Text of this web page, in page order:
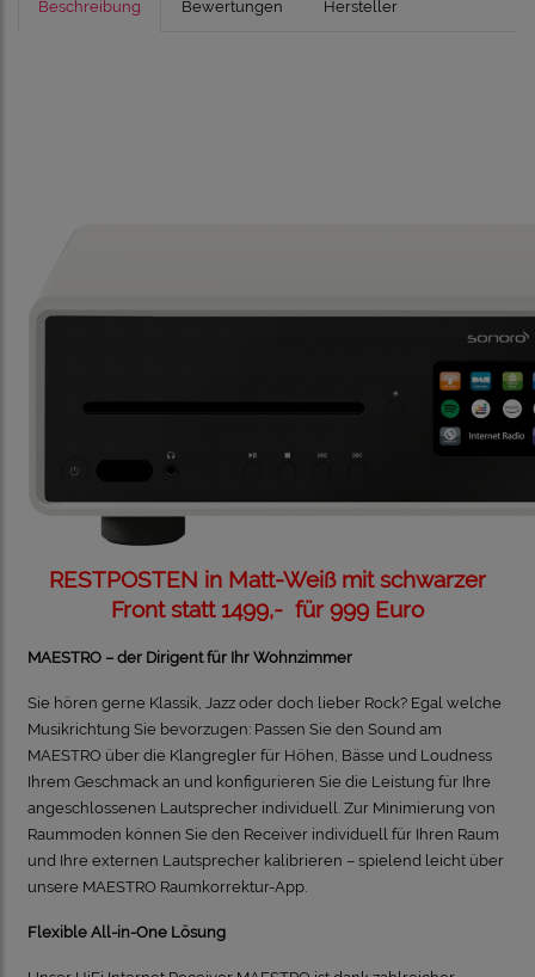
Beschreibung Bewertungen Hersteller
RESTPOSTEN in Matt-Weiß mit schwarzer
Front statt 1499,- für 999 Euro
MAESTRO – der Dirigent für Ihr Wohnzimmer
Sie hören gerne Klassik, Jazz oder doch lieber Rock? Egal welche
Musikrichtung Sie bevorzugen: Passen Sie den Sound am
MAESTRO über die Klangregler für Höhen, Bässe und Loudness
Ihrem Geschmack an und konfigurieren Sie die Leistung für Ihre
angeschlossenen Lautsprecher individuell. Zur Minimierung von
Raummoden können Sie den Receiver individuell für Ihren Raum
und Ihre externen Lautsprecher kalibrieren – spielend leicht über
unsere MAESTRO Raumkorrektur-App.
Flexible All-in-One Lösung